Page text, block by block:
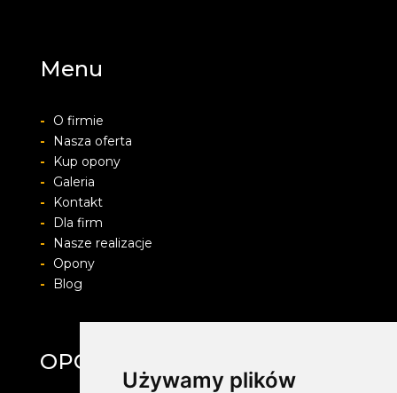
Używamy plików
Menu
-
O firmie
-
Nasza oferta
-
Kup opony
-
Galeria
-
Kontakt
-
Dla firm
-
Nasze realizacje
-
Opony
-
Blog
OPONYFELGIALU.PL